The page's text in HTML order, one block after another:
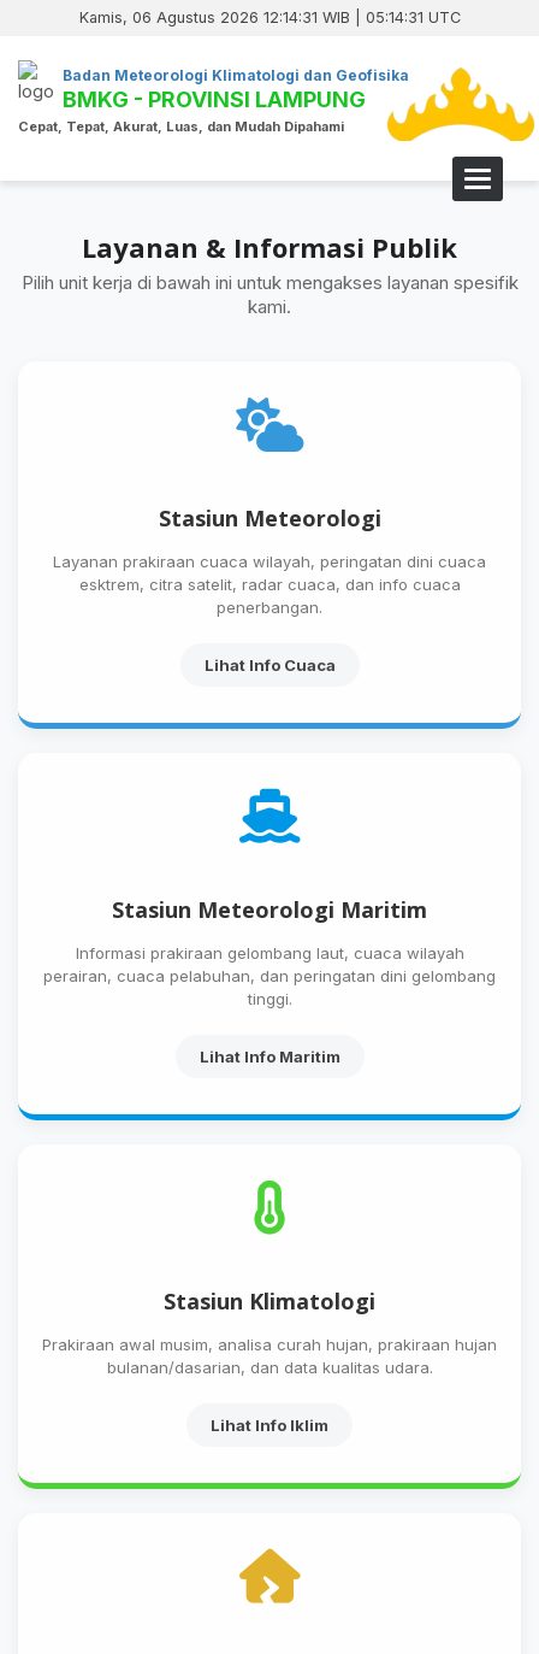
Kamis, 06 Agustus 2026 12:14:32 WIB | 05:14:32 UTC
Badan Meteorologi Klimatologi dan Geofisika
BMKG - PROVINSI LAMPUNG
Cepat, Tepat, Akurat, Luas, dan Mudah Dipahami
Toggle
Layanan & Informasi Publik
Pilih unit kerja di bawah ini untuk mengakses layanan spesifik
kami.
Stasiun Meteorologi
Layanan prakiraan cuaca wilayah, peringatan dini cuaca
esktrem, citra satelit, radar cuaca, dan info cuaca
penerbangan.
Lihat Info Cuaca
Stasiun Meteorologi Maritim
Informasi prakiraan gelombang laut, cuaca wilayah
perairan, cuaca pelabuhan, dan peringatan dini gelombang
tinggi.
Lihat Info Maritim
Stasiun Klimatologi
Prakiraan awal musim, analisa curah hujan, prakiraan hujan
bulanan/dasarian, dan data kualitas udara.
Lihat Info Iklim